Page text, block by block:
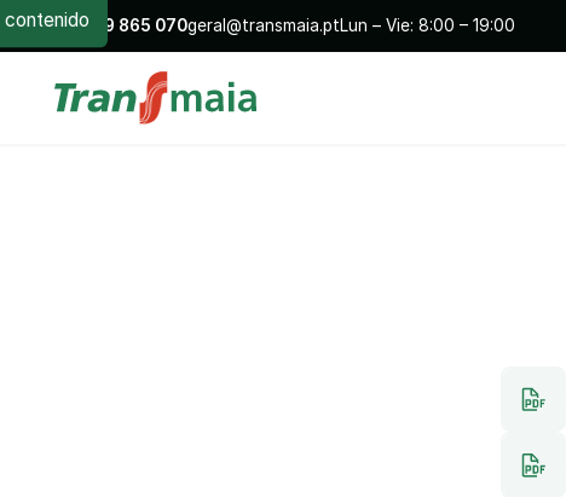
contenido
+351229 865 070geral@transmaia.ptLun – Vie: 8:00 – 19:00